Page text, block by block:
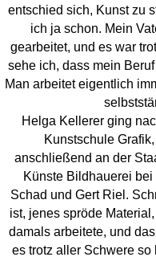
entschied sich, Kunst zu
ich ja schon. Mein
gearbeitet, und es war
sehe ich, dass mein
Man arbeitet eigentlich
Helga Kellerer ging
Kunstschule
anschließend an der
Künste Bildhauerei
Schad und Gert Riel.
ist, jenes spröde
damals arbeitete, und
es trotz aller Schwere